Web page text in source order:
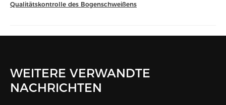
Qualitätskontrolle des Bogenschweißens
WEITERE VERWANDTE
NACHRICHTEN